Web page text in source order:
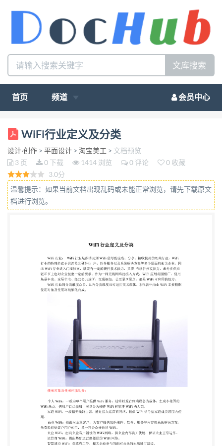
文库搜索
首页 频道 会员中心
WiFi 行业定义及分类 WiFi 行业： WiFi 行业是指涉及
到 WiFi 信号的生成、分享、接收使用的相关行业，
WiFi 行业的特殊性在于其涉及到硬件生 产，软件服
务以及系统解决方案等多个层面的相关企业，因 此
WiFi 行业进入门槛较高，既要有一定的硬件技术能
力，又要 有软件开发能力，此外在供应 链环节上也
宅、经营公共场所、交通枢纽、甚至景区景点，都是
WiFi 可应用的地方。 WiFi 行业的分类维度众多，且
各分类维度也可进行交叉细化。本报告中商业 WiFi
主要根据 使用对象及使用环境细化而成。 使用对象
及使用环境划分： 个人 WiFi：一般为单个用户提供
WiFi 服务，通常以现有终端设备为载体，生成小范
围的 WiFi 热点，供用户自己使用，可以分为硬件
WiFi 和软件 WiFi 两大类。 家庭 WiFi：一般指无线路
由器，通过接入运营商网络，提供 WiFi 信号给家庭
成员范围内使 用。 商业 WiFi：指面向企业客户，为
客户提供包括硬件、软件、服务等内容的系统解决方
案， 免费提供给客户用户使用，是一种公众开放的
WiFi。 企业 WiFi：面向企业客户铺设的 WiFi 网络，
供企业内部员工使用，保证企业正常运作。 运营商
WiFi行业定义及分类
设计·创作 > 平面设计 > 淘宝美工 > 文档预览
3 页
0 下载 1414 浏览 0 评论
0 收藏
3.0分
温馨提示：如果当前文档出现乱码或未能正常浏览，请先下载原文
档进行浏览。